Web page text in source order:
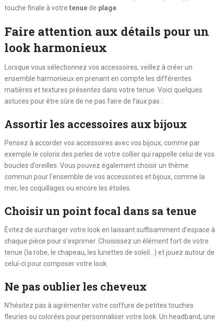
touche finale à votre tenuede plage.
Faire attention aux détails pour un
look harmonieux
Lorsque vous sélectionnez vos accessoires, veillez à créer un
ensemble harmonieux en prenant en compte les différentes
matières et textures présentes dans votre tenue. Voici quelques
astuces pour être sûre de ne pas faire de faux pas :
Assortir les accessoires aux bijoux
Pensez à accorder vos accessoires avec vos bijoux, comme par
exemple le coloris des perles de votre collier qui rappelle celui de vos
boucles d’oreilles. Vous pouvez également choisir un thème
commun pour l’ensemble de vos accessoires et bijoux, comme la
mer, les coquillages ou encore les étoiles.
Choisir un point focal dans sa tenue
Évitez de surcharger votre look en laissant suffisamment d’espace à
chaque pièce pour s’exprimer. Choisissez un élément fort de votre
tenue (la robe, le chapeau, les lunettes de soleil…) et jouez autour de
celui-ci pour composer votre look.
Ne pas oublier les cheveux
N’hésitez pas à agrémenter votre coiffure de petites touches
fleuries ou colorées pour personnaliser votre look. Un headband, une